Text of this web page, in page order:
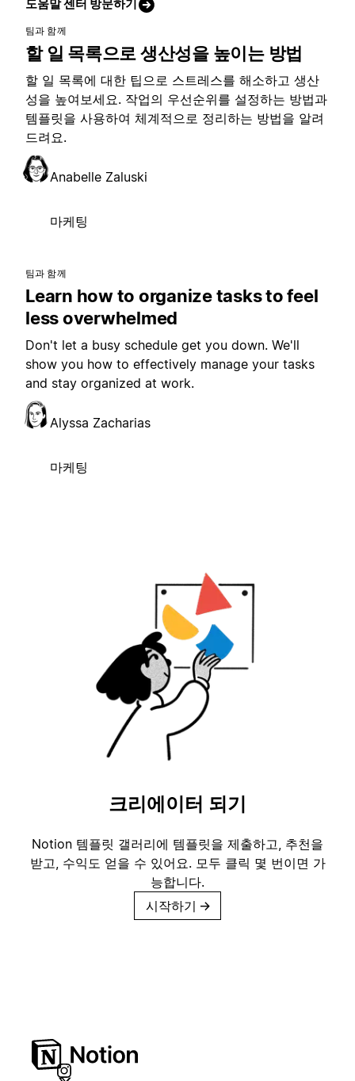
도움말 센터 방문하기
팀과 함께
할 일 목록으로 생산성을 높이는 방법
할 일 목록에 대한 팁으로 스트레스를 해소하고 생산
성을 높여보세요. 작업의 우선순위를 설정하는 방법과
템플릿을 사용하여 체계적으로 정리하는 방법을 알려
드려요.
Anabelle Zaluski
마케팅
팀과 함께
Learn how to organize tasks to feel
less overwhelmed
Don't let a busy schedule get you down. We'll
show you how to effectively manage your tasks
and stay organized at work.
Alyssa Zacharias
마케팅
크리에이터 되기
Notion 템플릿 갤러리에 템플릿을 제출하고, 추천을
받고, 수익도 얻을 수 있어요. 모두 클릭 몇 번이면 가
능합니다.
시작하기 →